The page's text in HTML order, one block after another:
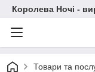
Королева Ночі -
Товари та